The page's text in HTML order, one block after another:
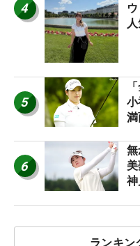
4
5
6
ランキン